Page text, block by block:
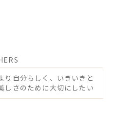
り自分らしく、いきいきと
しさのために大切にしたい